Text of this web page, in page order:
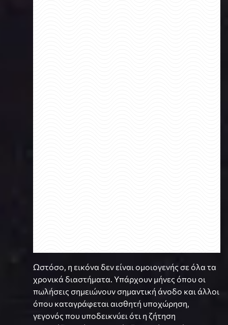
Ωστόσο, η εικόνα δεν είναι ομοιογενής σε όλα τα
χρονικά διαστήματα. Υπάρχουν μήνες όπου οι
πωλήσεις σημειώνουν σημαντική άνοδο και άλλοι
όπου καταγράφεται αισθητή υποχώρηση,
γεγονός που υποδεικνύει ότι η ζήτηση